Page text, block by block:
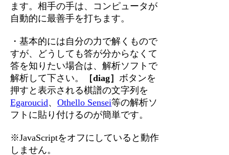
ます。相手の手は、コンピュータが
自動的に最善手を打ちます。
・基本的には自分の力で解くもので
すが、どうしても答が分からなくて
答を知りたい場合は、解析ソフトで
解析して下さい。
［diag］ ボタンを
押すと表示される棋譜の文字列を
Egaroucid、Othello Sensei等の解析ソ
フトに貼り付けるのが簡単です。
※JavaScriptをオフにしていると動作
しません。